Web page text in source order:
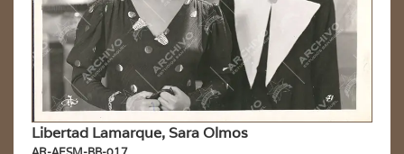
Libertad Lamarque, Sara Olmos